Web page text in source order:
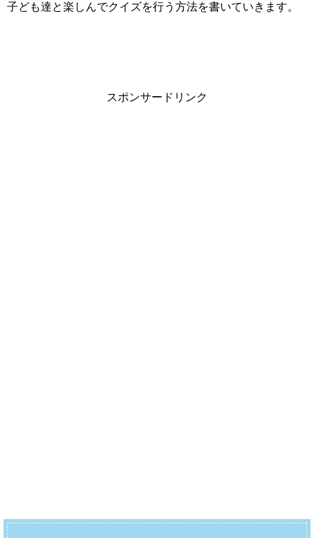
子ども達と楽しんでクイズを行う方法を書いていきます。
スポンサードリンク